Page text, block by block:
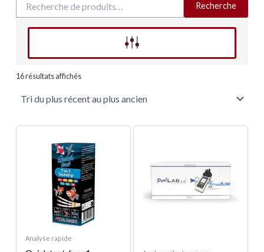
pour :
Recherche
Affinez votre recherche
16 résultats affichésdu
au
plus
Analyse rapide
6,00 €
154,00 €
plusieurs
variations.